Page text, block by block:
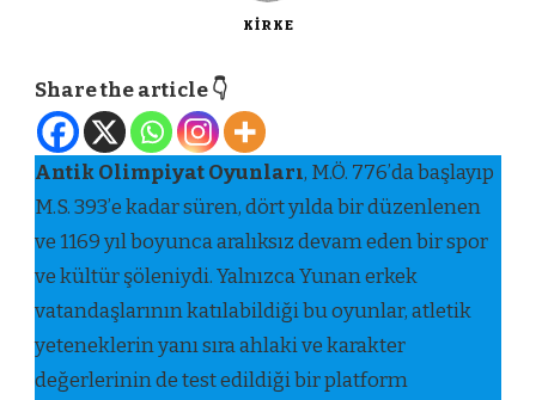
KIRKE
Share the article 👇
Antik Olimpiyat Oyunları, M.Ö. 776’da başlayıp
M.S. 393’e kadar süren, dört yılda bir düzenlenen
ve 1169 yıl boyunca aralıksız devam eden bir spor
ve kültür şöleniydi. Yalnızca Yunan erkek
vatandaşlarının katılabildiği bu oyunlar, atletik
yeteneklerin yanı sıra ahlaki ve karakter
değerlerinin de test edildiği bir platform